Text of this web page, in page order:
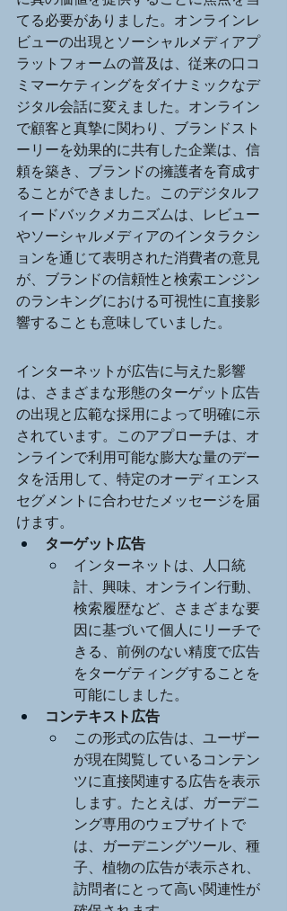
てる必要がありました。オンラインレ
ビューの出現とソーシャルメディアプ
ラットフォームの普及は、従来の口コ
ミマーケティングをダイナミックなデ
ジタル会話に変えました。オンライン
で顧客と真摯に関わり、ブランドスト
ーリーを効果的に共有した企業は、信
頼を築き、ブランドの擁護者を育成す
ることができました。このデジタルフ
ィードバックメカニズムは、レビュー
やソーシャルメディアのインタラクシ
ョンを通じて表明された消費者の意見
が、ブランドの信頼性と検索エンジン
のランキングにおける可視性に直接影
響することも意味していました。
インターネットが広告に与えた影響
は、さまざまな形態のターゲット広告
の出現と広範な採用によって明確に示
されています。このアプローチは、オ
ンラインで利用可能な膨大な量のデー
タを活用して、特定のオーディエンス
セグメントに合わせたメッセージを届
けます。
ターゲット広告
インターネットは、人口統
計、興味、オンライン行動、
検索履歴など、さまざまな要
因に基づいて個人にリーチで
きる、前例のない精度で広告
をターゲティングすることを
可能にしました。
コンテキスト広告
この形式の広告は、ユーザー
が現在閲覧しているコンテン
ツに直接関連する広告を表示
します。たとえば、ガーデニ
ング専用のウェブサイトで
は、ガーデニングツール、種
子、植物の広告が表示され、
訪問者にとって高い関連性が